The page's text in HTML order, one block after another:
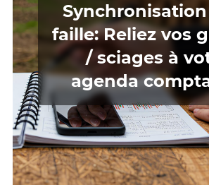
faille: Reliez vos
/ sciages à
agenda